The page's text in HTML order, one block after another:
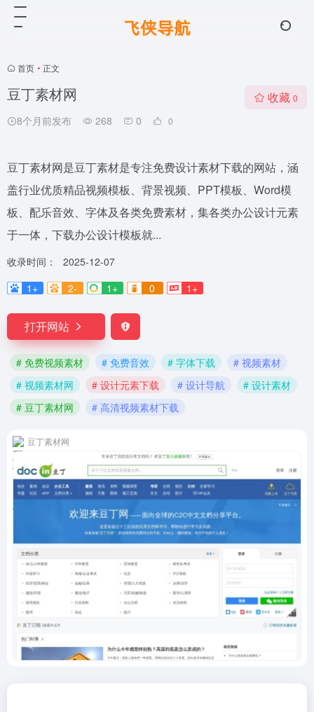
首页 • 正文
豆丁素材网
8个月前发布 268 0 0
收藏 0
豆丁素材网是豆丁素材是专注免费设计素材下载的网站，涵
盖行业优质精品视频模板、背景视频、PPT模板、Word模
板、配乐音效、字体及各类免费素材，集各类办公设计元素
于一体，下载办公设计模板就...
收录时间：
2025-12-07
1+
2- 1+ 0 1+
打开网站
# 免费视频素材 # 免费音效 # 字体下载
# 视频素材
# 视频素材网
# 设计元素下载 # 设计导航
# 设计素材
# 豆丁素材网
# 高清视频素材下载
豆丁素材网